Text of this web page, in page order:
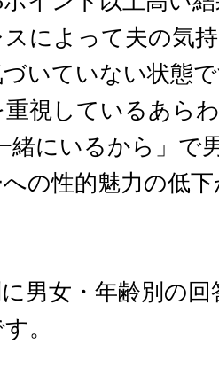
によって夫の気
いていない状態
重視しているあら
緒にいるから」で
の性的魅力の低
男女・年齢別の
。